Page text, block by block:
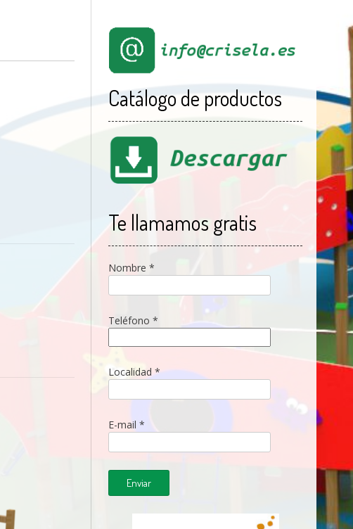
Catálogo de productos
Te llamamos gratis
Nombre *
Teléfono *
Localidad *
E-mail *